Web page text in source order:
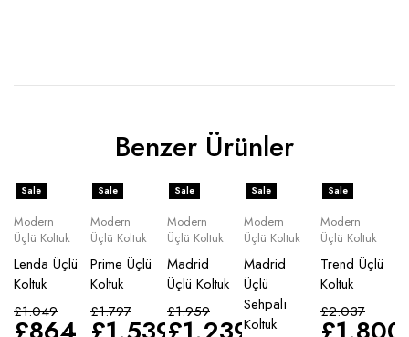
Benzer Ürünler
Sale
Modern
Üçlü Koltuk
Lenda Üçlü
Koltuk
£1.049
Sale
Modern
Üçlü Koltuk
Prime Üçlü
Koltuk
£1.797
Sale
Modern
Üçlü Koltuk
Madrid
Üçlü Koltuk
£1.959
Sale
Modern
Üçlü Koltuk
Madrid
Üçlü
Sehpalı
Koltuk
Sale
Modern
Üçlü Koltuk
Trend Üçlü
Koltuk
£2.037